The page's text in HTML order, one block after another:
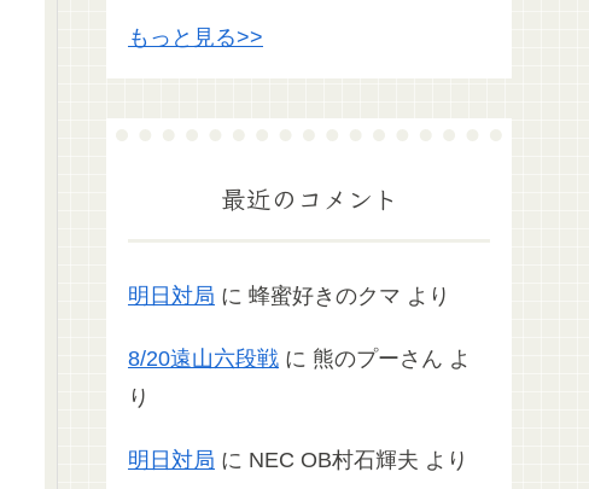
もっと見る>>
最近のコメント
明日対局 に 蜂蜜好きのクマ より
8/20遠山六段戦 に 熊のプーさん よ
り
明日対局 に NEC OB村石輝夫 より